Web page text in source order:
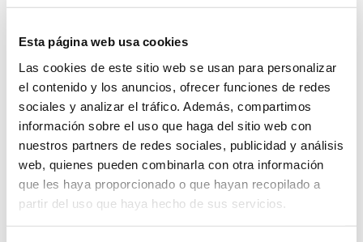
Esta página web usa cookies
Las cookies de este sitio web se usan para personalizar
el contenido y los anuncios, ofrecer funciones de redes
sociales y analizar el tráfico. Además, compartimos
información sobre el uso que haga del sitio web con
nuestros partners de redes sociales, publicidad y análisis
web, quienes pueden combinarla con otra información
que les haya proporcionado o que hayan recopilado a
partir del uso que haya hecho de sus servicios.
laboral y ayudarles en el desarrollo de su
negocio.
SERVICIOS PARA INSTALADORES
SERVICIOS PARA INGENIEROS Y